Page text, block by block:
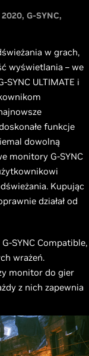
2020 G-SYNC
w grach,
wyświetlania – we
ULTIMATE i
funkcje
dowolną
monitory G-SYNC
Kupując
działał od
SYNC Compatible,
wrażeń.
monitor do gier
z nich zapewnia